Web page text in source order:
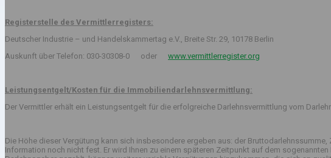
Registerstelle des Vermittlerregisters:
Deutscher Industrie – und Handelskammertag e.V., Breite Str. 29, 10178 Berlin
Auskunft über Telefon: 030-30308-0 oder www.vermittlerregister.org
Leistungsentgelt/Kosten für die Immobiliendarlehnsvermittlung:
Der Vermittler erhält ein Leistungsentgelt für die erfolgreiche Darlehnsvermittlung vom
Die Höhe dieser Vergütung kann sich insbesondere ergeben aus: der
Information noch nicht fest. Er wird Ihnen zu einem späteren Zeitpunkt auf dem